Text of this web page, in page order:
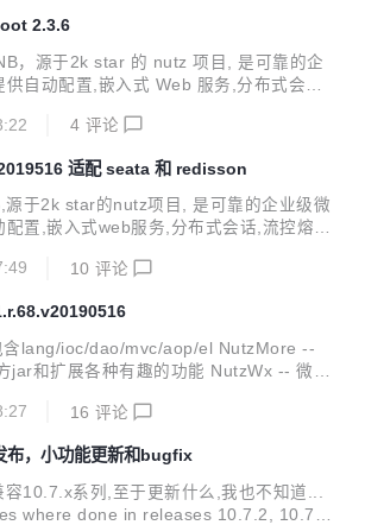
...
2.3.6
，源于2k star 的 nutz 项目, 是可靠的企
自动配置,嵌入式 Web 服务,分布式会话,
进程. 已经在几十家企业深度使用, 码云
应及时的 issue 系统,随时秒回的问答社
: 主要是 bugfix 和新增文档. 由于 wendal
快照版,介意的童鞋请等待下一个版本再
4 评论
适配 seata 和 redisson
源于2k star的nutz项目, 是可靠的企业级微
配置,嵌入式web服务,分布式会话,流控熔
已经在几十家企业深度使用, 码云GVP加
issue系统,随时秒回的问答社区^_^ 本次
0.5.1, 添加redisson支持 发布时间: 201
Rewrite The Stars 兼容性: 兼容2.0.x/2.
10 评论
含lang/ioc/dao/mvc/aop/el NutzMore --
jar和扩展各种有趣的功能 NutzWx -- 微信
* add: EL类添加2个帮助方法,方便添加
hmacSHA256方法 by howe * fix: Mirror
有正确判断枚举类型 * fix: 登出的时候, s
16 评论
布，小功能更新和bugfix
10.7.x系列,至于更新什么,我也不知道...
where done in releases 10.7.2, 10.7.